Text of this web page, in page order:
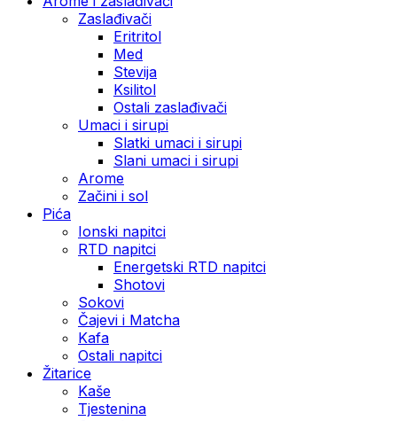
Zaslađivači
Eritritol
Med
Stevija
Ksilitol
Ostali zaslađivači
Umaci i sirupi
Slatki umaci i sirupi
Slani umaci i sirupi
Arome
Začini i sol
Pića
Ionski napitci
RTD napitci
Energetski RTD napitci
Shotovi
Sokovi
Čajevi i Matcha
Kafa
Ostali napitci
Žitarice
Kaše
Tjestenina